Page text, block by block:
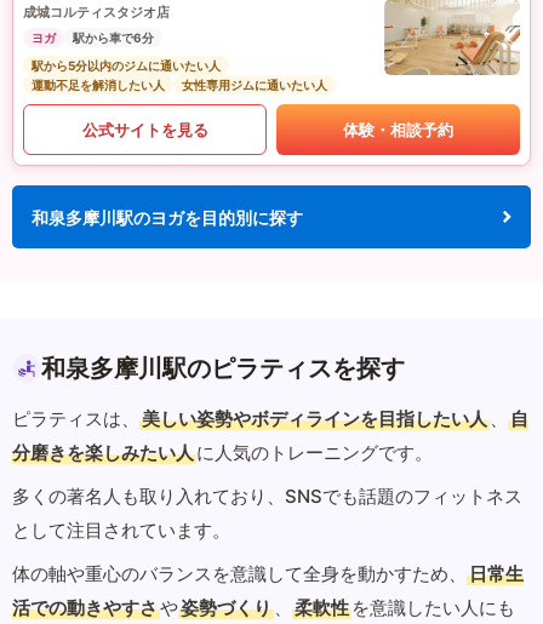
成城コルティスタジオ店
ヨガ
駅から車で6分
駅から5分以内のジムに通いたい人
運動不足を解消したい人
女性専用ジムに通いたい人
公式サイトを見る 体験・相談予約
和泉多摩川駅のヨガを目的別に探す
和泉多摩川駅のピラティスを探す
ピラティスは、 美しい姿勢やボディラインを目指したい人 、
自
分磨きを楽しみたい人に人気のトレーニングです。
多くの著名人も取り入れており、SNSでも話題のフィットネス
として注目されています。
体の軸や重心のバランスを意識して全身を動かすため、
日常生
活での動きやすさや姿勢づくり 、 柔軟性 を意識したい人にも